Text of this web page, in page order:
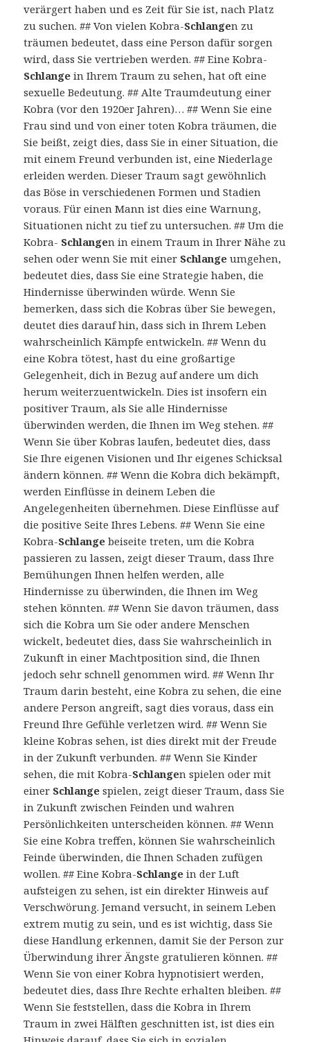
verärgert haben und es Zeit für Sie ist, nach Platz
zu suchen. ## Von vielen Kobra-Schlangen zu
träumen bedeutet, dass eine Person dafür sorgen
wird, dass Sie vertrieben werden. ## Eine Kobra-
Schlange in Ihrem Traum zu sehen, hat oft eine
sexuelle Bedeutung. ## Alte Traumdeutung einer
Kobra (vor den 1920er Jahren)… ## Wenn Sie eine
Frau sind und von einer toten Kobra träumen, die
Sie beißt, zeigt dies, dass Sie in einer Situation, die
mit einem Freund verbunden ist, eine Niederlage
erleiden werden. Dieser Traum sagt gewöhnlich
das Böse in verschiedenen Formen und Stadien
voraus. Für einen Mann ist dies eine Warnung,
Situationen nicht zu tief zu untersuchen. ## Um die
Kobra- Schlangen in einem Traum in Ihrer Nähe zu
sehen oder wenn Sie mit einer Schlange umgehen,
bedeutet dies, dass Sie eine Strategie haben, die
Hindernisse überwinden würde. Wenn Sie
bemerken, dass sich die Kobras über Sie bewegen,
deutet dies darauf hin, dass sich in Ihrem Leben
wahrscheinlich Kämpfe entwickeln. ## Wenn du
eine Kobra tötest, hast du eine großartige
Gelegenheit, dich in Bezug auf andere um dich
herum weiterzuentwickeln. Dies ist insofern ein
positiver Traum, als Sie alle Hindernisse
überwinden werden, die Ihnen im Weg stehen. ##
Wenn Sie über Kobras laufen, bedeutet dies, dass
Sie Ihre eigenen Visionen und Ihr eigenes Schicksal
ändern können. ## Wenn die Kobra dich bekämpft,
werden Einflüsse in deinem Leben die
Angelegenheiten übernehmen. Diese Einflüsse auf
die positive Seite Ihres Lebens. ## Wenn Sie eine
Kobra-Schlange beiseite treten, um die Kobra
passieren zu lassen, zeigt dieser Traum, dass Ihre
Bemühungen Ihnen helfen werden, alle
Hindernisse zu überwinden, die Ihnen im Weg
stehen könnten. ## Wenn Sie davon träumen, dass
sich die Kobra um Sie oder andere Menschen
wickelt, bedeutet dies, dass Sie wahrscheinlich in
Zukunft in einer Machtposition sind, die Ihnen
jedoch sehr schnell genommen wird. ## Wenn Ihr
Traum darin besteht, eine Kobra zu sehen, die eine
andere Person angreift, sagt dies voraus, dass ein
Freund Ihre Gefühle verletzen wird. ## Wenn Sie
kleine Kobras sehen, ist dies direkt mit der Freude
in der Zukunft verbunden. ## Wenn Sie Kinder
sehen, die mit Kobra-Schlangen spielen oder mit
einer Schlange spielen, zeigt dieser Traum, dass Sie
in Zukunft zwischen Feinden und wahren
Persönlichkeiten unterscheiden können. ## Wenn
Sie eine Kobra treffen, können Sie wahrscheinlich
Feinde überwinden, die Ihnen Schaden zufügen
wollen. ## Eine Kobra-Schlange in der Luft
aufsteigen zu sehen, ist ein direkter Hinweis auf
Verschwörung. Jemand versucht, in seinem Leben
extrem mutig zu sein, und es ist wichtig, dass Sie
diese Handlung erkennen, damit Sie der Person zur
Überwindung ihrer Ängste gratulieren können. ##
Wenn Sie von einer Kobra hypnotisiert werden,
bedeutet dies, dass Ihre Rechte erhalten bleiben. ##
Wenn Sie feststellen, dass die Kobra in Ihrem
Traum in zwei Hälften geschnitten ist, ist dies ein